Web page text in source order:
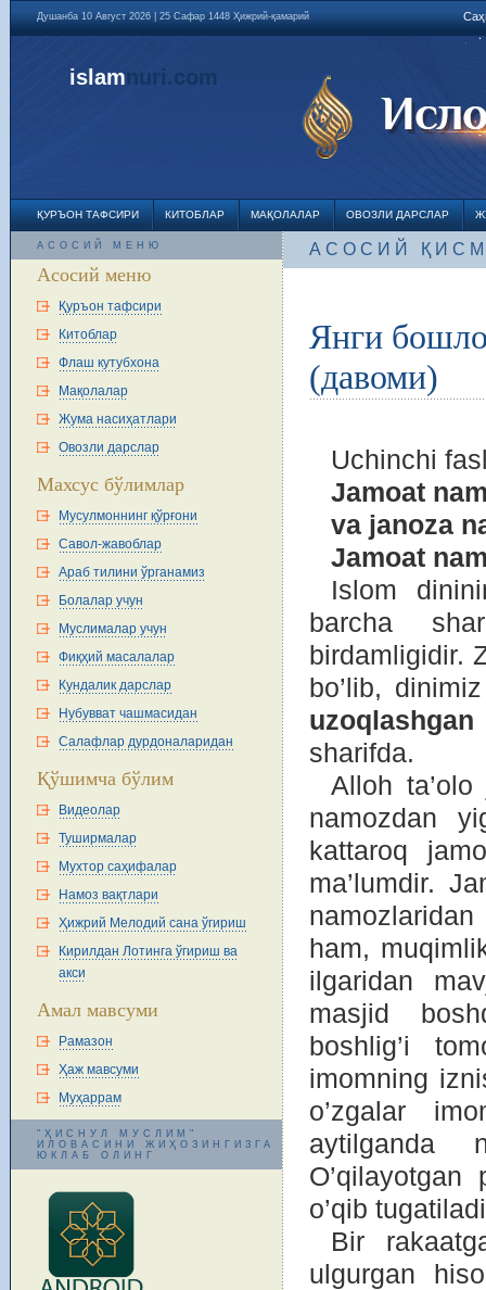
Душанба 10 Август 2026 | 25 Сафар 1448 Ҳижрий-қамарий
islamnuri.com
ҚУРЪОН ТАФСИРИ КИТОБЛАР МАҚОЛАЛАР ОВОЗЛИ ДАРСЛАР
АСОСИЙ МЕНЮ
Асосий меню
Қуръон тафсири
Китоблар
Флаш кутубхона
Мақолалар
Жума насиҳатлари
Овозли дарслар
Махсус бўлимлар
Мусулмоннинг қўрғони
Савол-жавоблар
Араб тилини ўрганамиз
Болалар учун
Муслималар учун
Фиқҳий масалалар
Кундалик дарслар
Нубувват чашмасидан
Салафлар дурдоналаридан
Қўшимча бўлим
Видеолар
Туширмалар
Мухтор саҳифалар
Намоз вақтлари
Ҳижрий Мелодий сана ўгириш
Кирилдан Лотинга ўгириш ва
акси
Амал мавсуми
Рамазон
Ҳаж мавсуми
Муҳаррам
"ҲИСНУЛ МУСЛИМ"
ИЛОВАСИНИ ЖИҲОЗИНГИЗГА
ЮКЛАБ ОЛИНГ
АСОСИЙ
Янги
(давоми)
Uchinchi
Jamоat
va janоza
Jamоat
Islоm
barcha
birdamligidir.
bo’lib,
uzоqlashgan
sharifda.
Allоh ta’оlо
namоzdan
kattarоq
ma’lumdir.
ham,
ilgaridan
masjid
bоshlig’i
imоmning
o’zgalar
aytilganda
o’qib
Bir
ulgurgan